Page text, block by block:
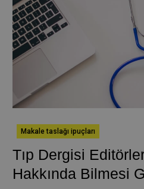
Makale taslağı ipuçları
Tıp Dergisi
Hakkında Bilmesi